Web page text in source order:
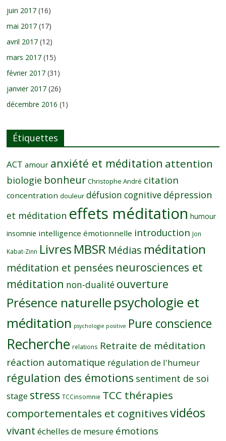
juin 2017 (16)
mai 2017 (17)
avril 2017 (12)
mars 2017 (15)
février 2017 (31)
janvier 2017 (26)
décembre 2016 (1)
Étiquettes
ACT amour anxiété et méditation attention
biologie bonheur Christophe André citation
concentration douleur défusion cognitive dépression
et méditation effets méditation humour
insomnie intelligence émotionnelle introduction Jon
Kabat-Zinn Livres MBSR Médias méditation
méditation et pensées neurosciences et
méditation non-dualité ouverture
Présence naturelle psychologie et
méditation psychologie positive Pure conscience
Recherche relations Retraite de méditation
réaction automatique régulation de l'humeur
régulation des émotions sentiment de soi
stage stress TCCinsomnie TCC thérapies
comportementales et cognitivesvidéos
vivant échelles de mesure émotions